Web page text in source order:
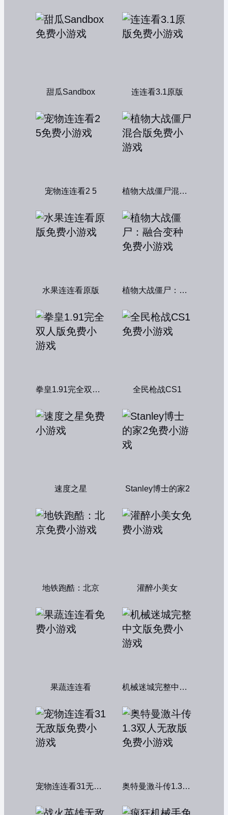
甜瓜Sandbox 连连看3.1原版
宠物连连看2 5 植物大战僵尸混合版
水果连连看原版 植物大战僵尸：融合变种
拳皇1.91完全双人版 全民枪战CS1
速度之星 Stanley博士的家2
地铁跑酷：北京 灌醉小美女
果蔬连连看 机械迷城完整中文版
宠物连连看31无敌版 奥特曼激斗传1.3双人无敌版